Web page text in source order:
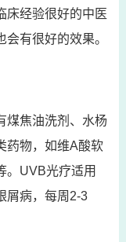
床经验很好的中医
有很好的效果。
煤焦油洗剂、水杨
药物，如维A酸软
。UVB光疗适用
屑病，每周2-3